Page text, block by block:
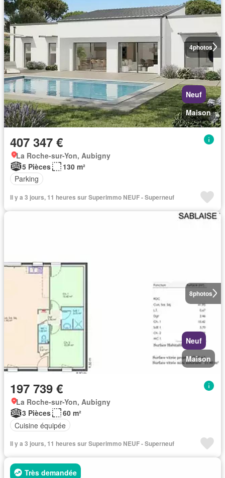
4photos
Neuf
Maison
407 347 €
La Roche-sur-Yon, Aubigny
5 Pièces
130 m²
Parking
Il y a 3 jours, 11 heures sur Superimmo NEUF - Superneuf
8photos
Neuf
Maison
197 739 €
La Roche-sur-Yon, Aubigny
3 Pièces
60 m²
Cuisine équipée
Il y a 3 jours, 11 heures sur Superimmo NEUF - Superneuf
Très demandée